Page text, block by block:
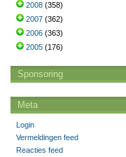
2008 (358)
2007 (362)
2006 (363)
2005 (176)
Sponsoring
Meta
Login
Vermeldingen feed
Reacties feed